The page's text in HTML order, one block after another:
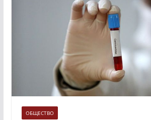
ОБЩЕСТВО